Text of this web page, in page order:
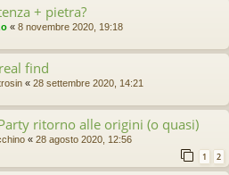
+ pietra?
« 8 novembre 2020, 19:18
find
« 28 settembre 2020, 14:21
ritorno alle origini (o quasi)
« 28 agosto 2020, 12:56
1 2